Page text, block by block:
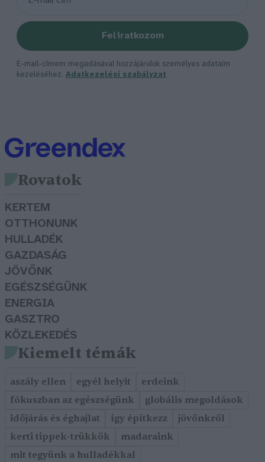
Feliratkozom
E-mail-címem megadásával hozzájárulok személyes adataim
kezeléséhez. Adatkezelési szabályzat
Rovatok
KERTEM
OTTHONUNK
HULLADÉK
GAZDASÁG
JÖVŐNK
EGÉSZSÉGÜNK
ENERGIA
GASZTRO
KÖZLEKEDÉS
Kiemelt témák
aszály ellen egyél helyit
erdeink
fókuszban az egészségünk
globális megoldások
időjárás és éghajlat
így építkezz
jövőnkről
kerti tippek-trükkök
madaraink
mit tegyünk a hulladékkal